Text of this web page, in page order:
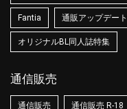
Fantia 通販アップデー
オリジナルBL同人誌特集
通信販売
通信販売 通信販売 R-18